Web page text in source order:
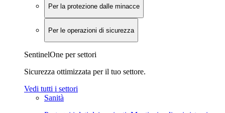
Per la protezione dalle minacce
Per le operazioni di sicurezza
SentinelOne per settori
Sicurezza ottimizzata per il tuo settore.
Vedi tutti i settori
Sanità